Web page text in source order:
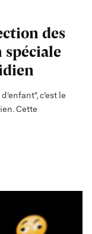
des
c’est le
Cette